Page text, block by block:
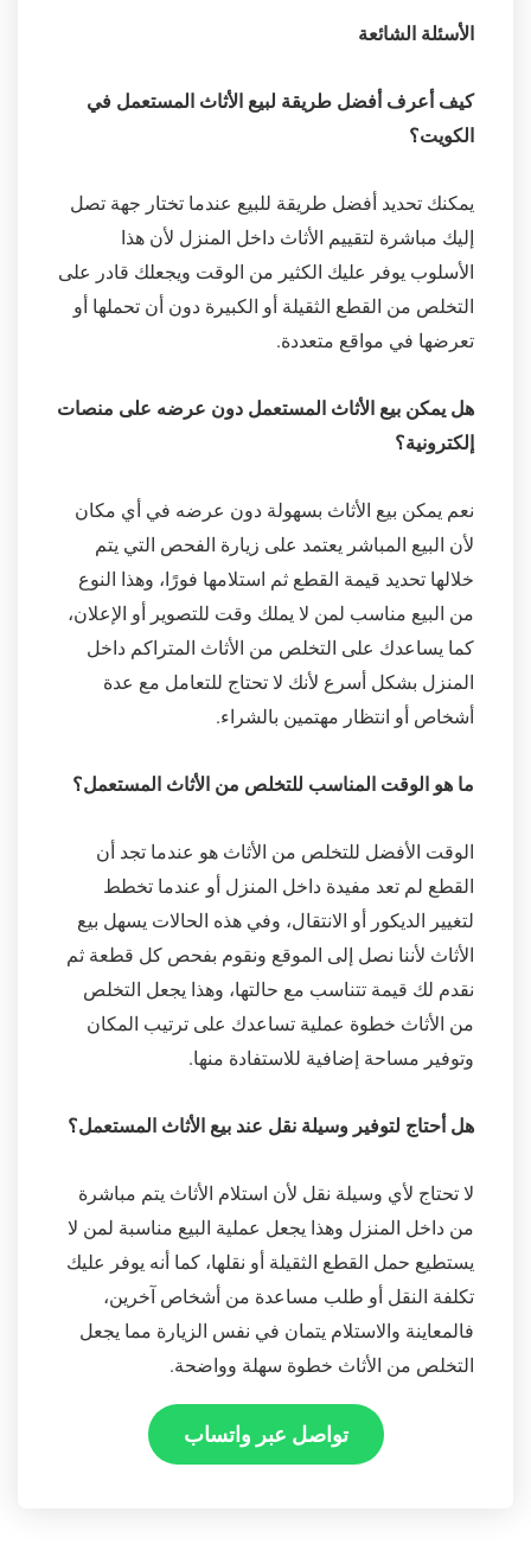
الأسئلة الشائعة
كيف أعرف أفضل طريقة لبيع الأثاث المستعمل في
الكويت؟
يمكنك تحديد أفضل طريقة للبيع عندما تختار جهة تصل
إليك مباشرة لتقييم الأثاث داخل المنزل لأن هذا
الأسلوب يوفر عليك الكثير من الوقت ويجعلك قادر على
التخلص من القطع الثقيلة أو الكبيرة دون أن تحملها أو
تعرضها في مواقع متعددة.
هل يمكن بيع الأثاث المستعمل دون عرضه على منصات
إلكترونية؟
نعم يمكن بيع الأثاث بسهولة دون عرضه في أي مكان
لأن البيع المباشر يعتمد على زيارة الفحص التي يتم
خلالها تحديد قيمة القطع ثم استلامها فورًا، وهذا النوع
من البيع مناسب لمن لا يملك وقت للتصوير أو الإعلان،
كما يساعدك على التخلص من الأثاث المتراكم داخل
المنزل بشكل أسرع لأنك لا تحتاج للتعامل مع عدة
أشخاص أو انتظار مهتمين بالشراء.
ما هو الوقت المناسب للتخلص من الأثاث المستعمل؟
الوقت الأفضل للتخلص من الأثاث هو عندما تجد أن
القطع لم تعد مفيدة داخل المنزل أو عندما تخطط
لتغيير الديكور أو الانتقال، وفي هذه الحالات يسهل بيع
الأثاث لأننا نصل إلى الموقع ونقوم بفحص كل قطعة ثم
نقدم لك قيمة تتناسب مع حالتها، وهذا يجعل التخلص
من الأثاث خطوة عملية تساعدك على ترتيب المكان
وتوفير مساحة إضافية للاستفادة منها.
هل أحتاج لتوفير وسيلة نقل عند بيع الأثاث المستعمل؟
لا تحتاج لأي وسيلة نقل لأن استلام الأثاث يتم مباشرة
من داخل المنزل وهذا يجعل عملية البيع مناسبة لمن لا
يستطيع حمل القطع الثقيلة أو نقلها، كما أنه يوفر عليك
تكلفة النقل أو طلب مساعدة من أشخاص آخرين،
فالمعاينة والاستلام يتمان في نفس الزيارة مما يجعل
التخلص من الأثاث خطوة سهلة وواضحة.
تواصل عبر واتساب